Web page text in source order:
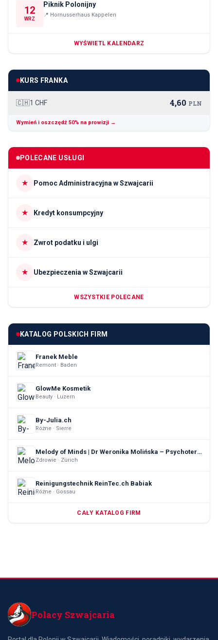
12
WRZ
Piknik Polonijny
📍 Hornusserhaus Kappelen
WYŚWIETL KALENDARZ
KURS FRANKA
🇨🇭1 CHF 4,60 PLN
Wymień i oszczędź 50% na prowizji →
POLECANE USŁUGI
★ Pomoc Administracyjna w Szwajcarii
★ Kredyt konsumpcyjny
★ Zwrot podatku i ulgi
★ Ubezpieczenia w Szwajcarii
WSZYSTKIE POLECANE
KATALOG POLSKICH FIRM
Franek Meble
Remont · Baden
GlowMe Kosmetik
Beauty · Luzern
By-Julia.ch
Różne · Sierre
Melody of Minds | Dr Weronika Molińska – Psychoterapia indywidualna & Terapia par
Zdrowie · Zürich
Reinigungstechnik ReinTec.ch Babiak
Różne · Gossau
CAŁY KATALOG FIRM
Polacy Szwajcaria